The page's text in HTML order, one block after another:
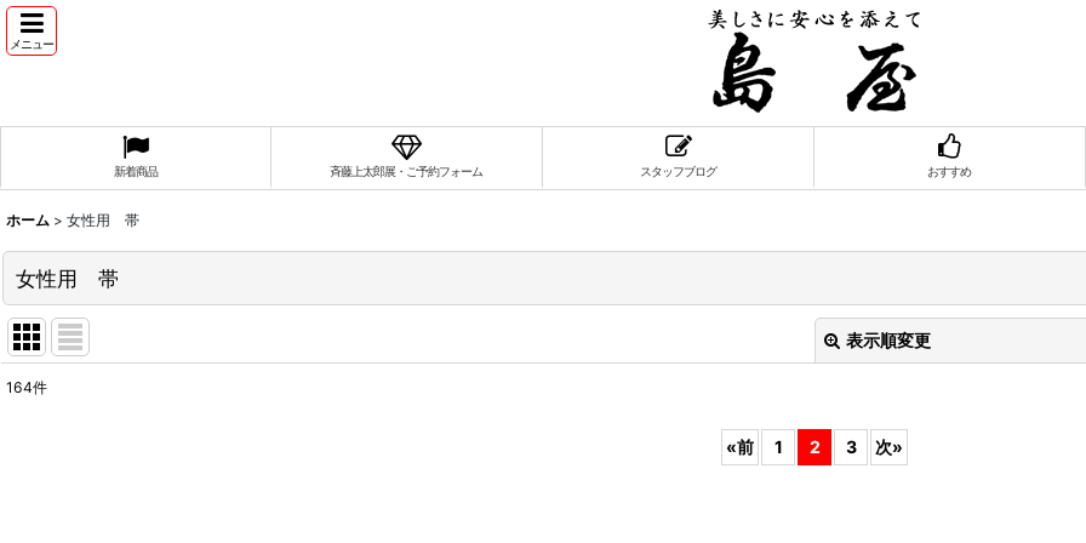
メニュー
新着商品 斉藤上太郎展・ご予約フォーム スタッフブログ おすすめ
ホーム > 女性用 帯
女性用 帯
表示順変更
164件
«前 1 2 3 次»